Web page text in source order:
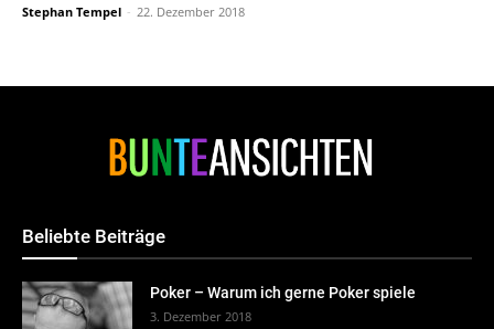
Stephan Tempel - 22. Dezember 2018
Beliebte Beiträge
Poker – Warum ich gerne Poker spiele
3. Dezember 2018